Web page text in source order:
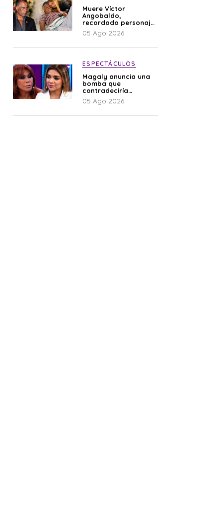
Muere Víctor
Angobaldo,
recordado personaje
de la farándula y
expareja de Shirley
05 Ago 2026
ESPECTÁCULOS
Magaly anuncia una
bomba que
contradeciría
comunicado de La
Bella Luz: “Hay un
05 Ago 2026